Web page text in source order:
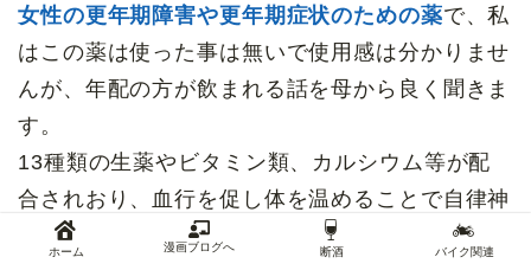
女性の更年期障害や更年期症状のための薬で、私
はこの薬は使った事は無いで使用感は分かりませ
んが、年配の方が飲まれる話を母から良く聞きま
す。
13種類の生薬やビタミン類、カルシウム等が配
合されおり、血行を促し体を温めることで自律神
経を整えていきます。
ホーム 漫画ブログへ 断酒 バイク関連